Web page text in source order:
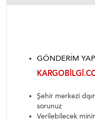
GÖNDERIM
Şehir merkezi
sorunuz
Verilebilecek